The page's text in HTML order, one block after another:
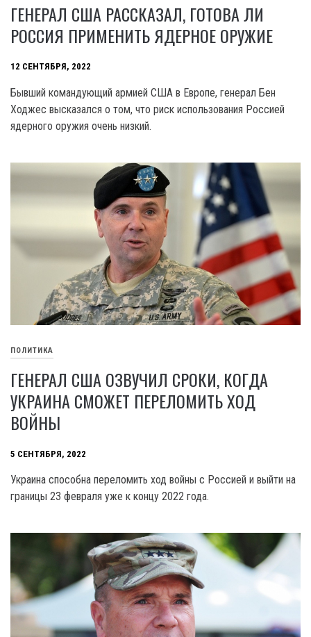
ГЕНЕРАЛ США РАССКАЗАЛ, ГОТОВА ЛИ
РОССИЯ ПРИМЕНИТЬ ЯДЕРНОЕ ОРУЖИЕ
12 СЕНТЯБРЯ, 2022
Бывший командующий армией США в Европе, генерал Бен
Ходжес высказался о том, что риск использования Россией
ядерного оружия очень низкий.
ПОЛИТИКА
ГЕНЕРАЛ США ОЗВУЧИЛ СРОКИ, КОГДА
УКРАИНА СМОЖЕТ ПЕРЕЛОМИТЬ ХОД
ВОЙНЫ
5 СЕНТЯБРЯ, 2022
Украина способна переломить ход войны с Россией и выйти на
границы 23 февраля уже к концу 2022 года.